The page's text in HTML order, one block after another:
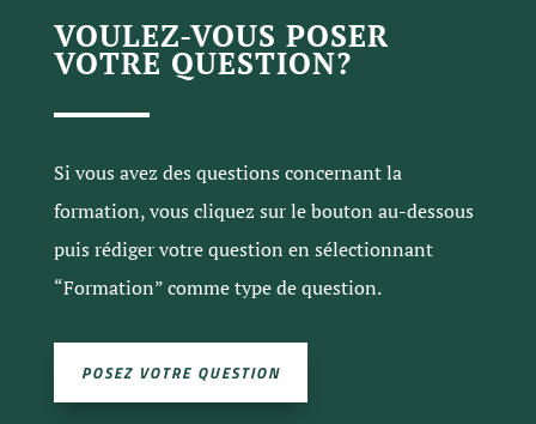
VOULEZ-VOUS POSER
VOTRE QUESTION?
Si vous avez des questions concernant la
formation, vous cliquez sur le bouton au-dessous
puis rédiger votre question en sélectionnant
“Formation” comme type de question.
POSEZ VOTRE QUESTION